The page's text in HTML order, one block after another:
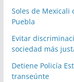
Soles de Mexicali
Puebla
Evitar
sociedad más
Detiene Policía
transeúnte